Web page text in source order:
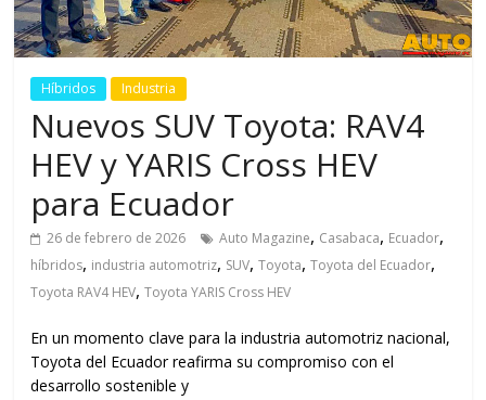
Híbridos Industria
Nuevos SUV Toyota: RAV4
HEV y YARIS Cross HEV
para Ecuador
26 de febrero de 2026 Auto Magazine, Casabaca, Ecuador,
híbridos, industria automotriz, SUV,Toyota,Toyota del Ecuador,
Toyota RAV4 HEV,Toyota YARIS Cross HEV
En un momento clave para la industria automotriz nacional,
Toyota del Ecuador reafirma su compromiso con el
desarrollo sostenible y